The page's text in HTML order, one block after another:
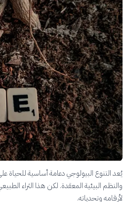
يُعد التنوع البيولوجي دعامة أساسية للحياة
والنظم البيئية المعقدة. لكن هذا الثراء
لأرقامه وتحدياته.